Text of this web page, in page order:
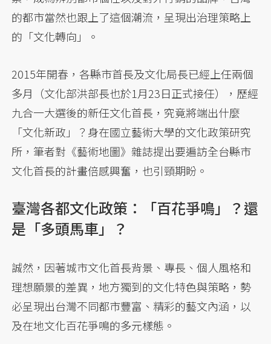
的都市當然也跟上了這個潮流，呈現出治理策略上
的「文化轉向」。
2015年開春，各縣市首長及文化局長已經上任兩個
多月（文化部洪部長也於1月23日正式接任），歷經
九合一大選後的新任文化首長，究竟將端出什麼
「文化新政」？身在國立藝術大學的文化政策研究
所，筆者對《藝術地圖》雜誌提出要遍訪全台縣市
文化首長的計畫倍感興奮，也引頸期盼。
臺灣各都文化政策：「百花爭鳴」？還
是「多頭馬車」？
誠然，因著城市文化首長背景、專長、個人風格和
理想願景的差異，地方獨到的文化特色與策略，勢
必呈現出台灣不同都市豐富、精彩的藝文內涵，以
及在地文化百花爭鳴的多元樣態。